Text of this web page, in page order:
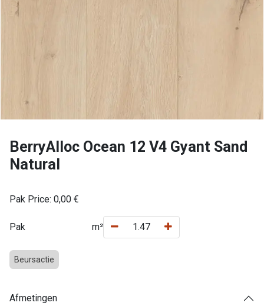
BerryAlloc Ocean 12 V4 Gyant Sand
Natural
Pak Price: 0,00 €
Pak m²
Beursactie
Afmetingen